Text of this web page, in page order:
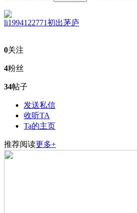
li1994122771初出茅庐
0关注
4粉丝
34帖子
发送私信
收听TA
Ta的主页
推荐阅读更多+